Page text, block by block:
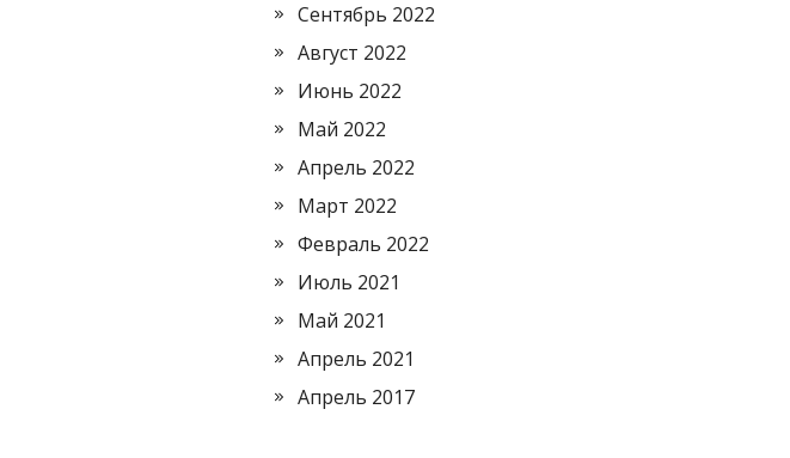
Сентябрь 2022
Август 2022
Июнь 2022
Май 2022
Апрель 2022
Март 2022
Февраль 2022
Июль 2021
Май 2021
Апрель 2021
Апрель 2017